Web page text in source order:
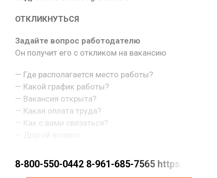
ОТКЛИКНУТЬСЯ
Задайте вопрос работодателю
Он получит его с откликом на вакансию
— Где располагается место работы?
— Какой график работы?
— Вакансия открыта?
— Какая оплата труда?
— Как с вами связаться?
8-800-550-0442 8-961-685-7565 https://